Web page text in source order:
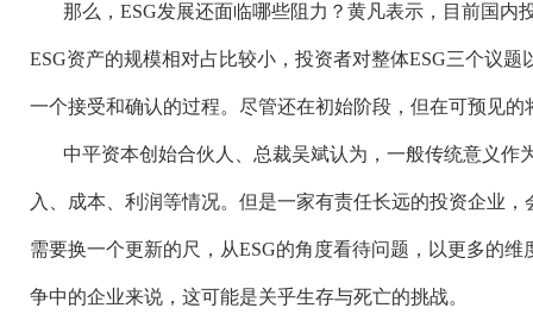
那么， ESG发展还面临哪些阻力？黄凡表示，目前国内
ESG资产的规模相对占比较小，投资者对整体ESG三个议
一个接受和确认的过程。尽管还在初始阶段，但在可预见
中平资本创始合伙人、总裁吴斌认为，一般传统意义作
入、成本、利润等情况。但是一家有责任长远的投资企业
需要换一个更新的尺，从ESG的角度看待问题，以更多的
争中的企业来说，这可能是关乎生存与死亡的挑战。